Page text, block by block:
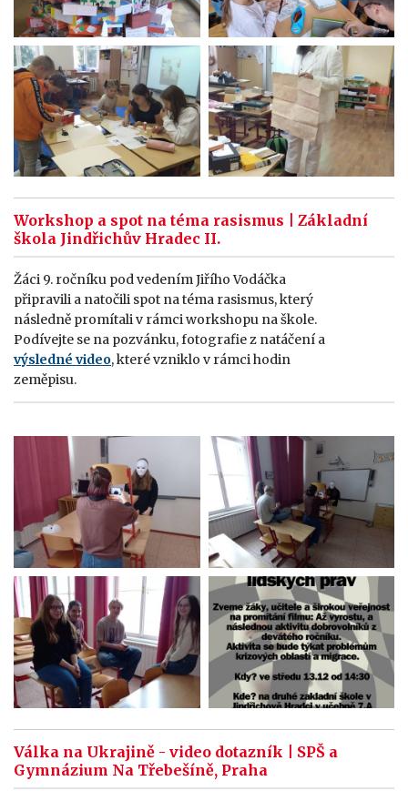
Workshop a spot na téma rasismus | Základní
škola Jindřichův Hradec II.
Žáci 9. ročníku pod vedením Jiřího Vodáčka
připravili a natočili spot na téma rasismus, který
následně promítali v rámci workshopu na škole.
Podívejte se na pozvánku, fotografie z natáčení a
výsledné video, které vzniklo v rámci hodin
zeměpisu.
Válka na Ukrajině - video dotazník | SPŠ a
Gymnázium Na Třebešíně, Praha